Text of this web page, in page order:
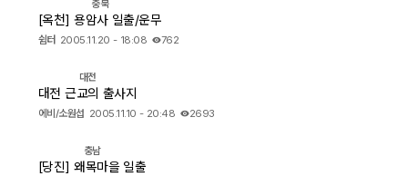
운영 참여/제안
충북
[옥천] 용암사 일출/운무
쉼터 2005.11.20 - 18:08 762
대전
대전 근교의 출사지
에비/소원섭 2005.11.10 - 20:48 2693
충남
[당진] 왜목마을 일출